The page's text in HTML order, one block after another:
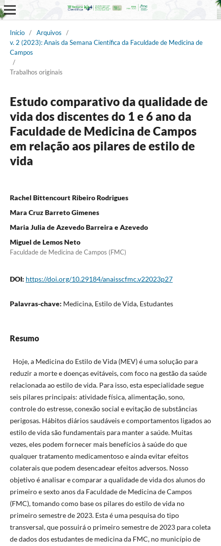
Início / Arquivos
/
v. 2 (2023): Anais da Semana Científica da Faculdade de Medicina de
Campos
/
Trabalhos originais
Estudo comparativo da qualidade de
vida dos discentes do 1 e 6 ano da
Faculdade de Medicina de Campos
em relação aos pilares de estilo de
vida
Rachel Bittencourt Ribeiro Rodrigues
Mara Cruz Barreto Gimenes
Maria Julia de Azevedo Barreira e Azevedo
Miguel de Lemos Neto
Faculdade de Medicina de Campos (FMC)
DOI: https://doi.org/10.29184/anaisscfmc.v22023p27
Palavras-chave: Medicina, Estilo de Vida, Estudantes
Resumo
Hoje, a Medicina do Estilo de Vida (MEV) é uma solução para
reduzir a morte e doenças evitáveis, com foco na gestão da saúde
relacionada ao estilo de vida. Para isso, esta especialidade segue
seis pilares principais: atividade física, alimentação, sono,
controle do estresse, conexão social e evitação de substâncias
perigosas. Hábitos diários saudáveis e comportamentos ligados ao
estilo de vida são fundamentais para manter a saúde. Muitas
vezes, eles podem fornecer mais benefícios à saúde do que
qualquer tratamento medicamentoso e ainda evitar efeitos
colaterais que podem desencadear efeitos adversos. Nosso
objetivo é analisar e comparar a qualidade de vida dos alunos do
primeiro e sexto anos da Faculdade de Medicina de Campos
(FMC), tomando como base os pilares do estilo de vida no
primeiro semestre de 2023. Esta é uma pesquisa do tipo
transversal, que possuirá o primeiro semestre de 2023 para coleta
de dados dos estudantes de medicina da FMC, no município de